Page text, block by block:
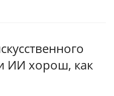
ИИ хорош, как